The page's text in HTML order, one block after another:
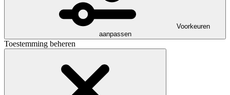
Voorkeuren
aanpassen
Toestemming beheren